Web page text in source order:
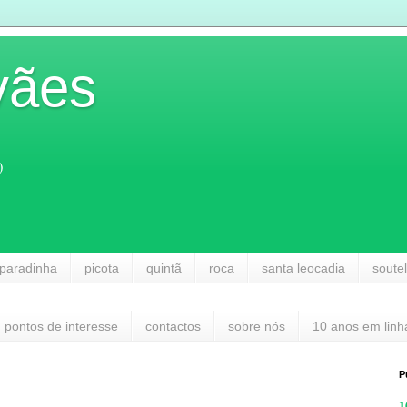
picota quintã roca santa leocadia
pontos de interesse contactos sobre nós 10 anos em